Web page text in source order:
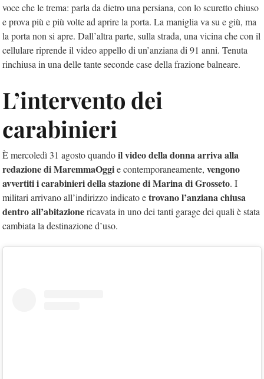
voce che le trema: parla da dietro una persiana, con lo scuretto chiuso
e prova più e più volte ad aprire la porta. La maniglia va su e giù, ma
la porta non si apre. Dall’altra parte, sulla strada, una vicina che con il
cellulare riprende il video appello di un’anziana di 91 anni. Tenuta
rinchiusa in una delle tante seconde case della frazione balneare.
L’intervento dei
carabinieri
È mercoledì 31 agosto quandoil video della donna arriva alla
redazione di MaremmaOggie contemporaneamente, vengono
avvertiti i carabinieri della stazione di Marina di Grosseto. I
militari arrivano all’indirizzo indicato etrovano l’anziana chiusa
dentro all’abitazionericavata in uno dei tanti garage dei quali è stata
cambiata la destinazione d’uso.